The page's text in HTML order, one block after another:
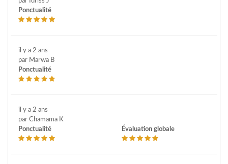
Ponctualité
il y a 2 ans
par Marwa B
Ponctualité
il y a 2 ans
par Chamama K
Ponctualité
Évaluation globale